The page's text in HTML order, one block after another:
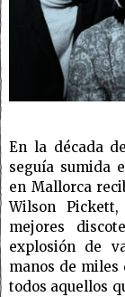
En la década de
seguía sumida
en Mallorca
Wilson
mejores
explosión de
manos de miles
todos aquellos